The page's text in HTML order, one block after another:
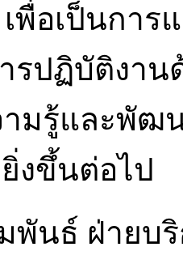
พื่อเป็นกา
รปฏิบัติงา
ามรู้และพั
งขึ้นต่อไป
พันธ์ ฝ่ายบ